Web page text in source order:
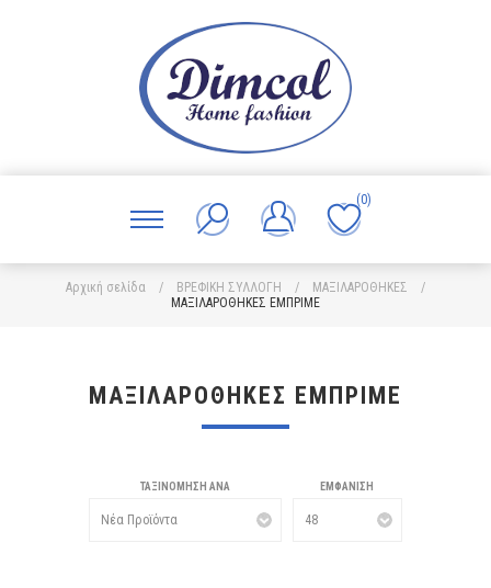
(0)
Αρχική σελίδα / ΒΡΕΦΙΚΗ ΣΥΛΛΟΓΗ / ΜΑΞΙΛΑΡΟΘΗΚΕΣ
/
ΜΑΞΙΛΑΡΟΘΗΚΕΣ ΕΜΠΡΙΜΕ
ΜΑΞΙΛΑΡΟΘΗΚΕΣ ΕΜΠΡΙΜΕ
ΤΑΞΙΝΌΜΗΣΗ ΑΝΆ ΕΜΦΆΝΙΣΗ